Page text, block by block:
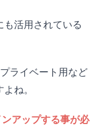
活用されている
ライベート用など
ね。
アップする事が必